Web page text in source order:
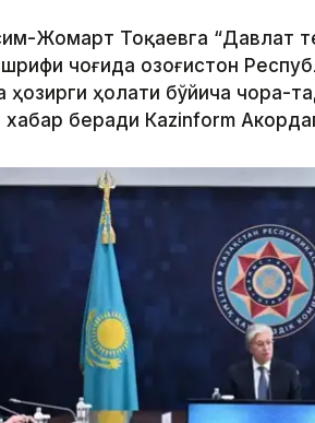
Жомарт Тоқаевга “Давлат
чоғида Қозоғистон
ҳозирги ҳолати бўйича чора-
беради Каzinform